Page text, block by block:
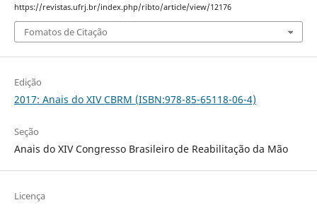
https://revistas.ufrj.br/index.php/ribto/article/view/12176
Fomatos de Citação
Edição
2017: Anais do XIV CBRM (ISBN:978-85-65118-06-4)
Seção
Anais do XIV Congresso Brasileiro de Reabilitação da Mão
Licença